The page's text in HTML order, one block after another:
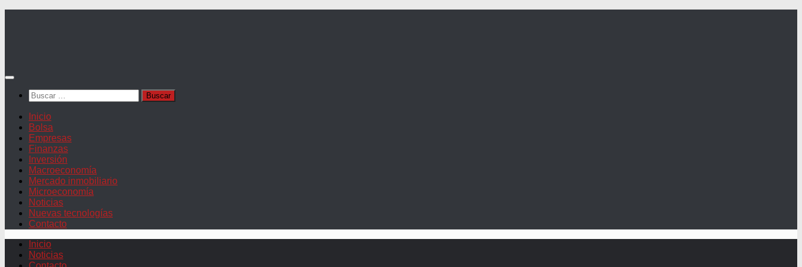
Buscar:
Inicio
Bolsa
Empresas
Finanzas
Inversión
Macroeconomía
Mercado inmobiliario
Microeconomía
Noticias
Nuevas tecnologías
Contacto
Inicio
Noticias